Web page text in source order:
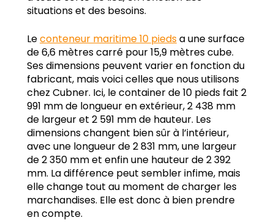
situations et des besoins.
Leconteneur maritime 10 piedsa une surface
de 6,6 mètres carré pour 15,9 mètres cube.
Ses dimensions peuvent varier en fonction du
fabricant, mais voici celles que nous utilisons
chez Cubner. Ici, le container de 10 pieds fait 2
991 mm de longueur en extérieur, 2 438 mm
de largeur et 2 591 mm de hauteur. Les
dimensions changent bien sûr à l’intérieur,
avec une longueur de 2 831 mm, une largeur
de 2 350 mm et enfin une hauteur de 2 392
mm. La différence peut sembler infime, mais
elle change tout au moment de charger les
marchandises. Elle est donc à bien prendre
en compte.